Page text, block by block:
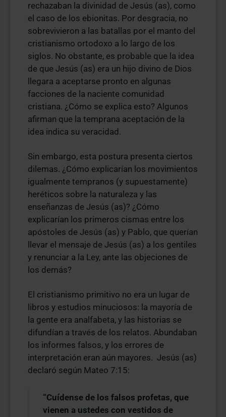
rechazaban la divinidad de Jesús (as), como
el caso de los ebionitas. Por desgracia, no
sobrevivieron a las batallas por el manto del
cristianismo ortodoxo a lo largo de los
siglos. No obstante, es probable que la idea
de que Jesús (as) era un hijo divino de Dios
llegara a aceptarse pronto en algunas
facciones de la naciente comunidad
cristiana. ¿Cómo se explica esto? Algunos
afirman que la temprana aceptación de la
idea indica su veracidad.
Sin embargo, esta postura presenta ciertos
dilemas. ¿Cómo explicarían los movimientos
igualmente tempranos (y supuestamente)
heréticos sobre la naturaleza y las
enseñanzas de Jesús (as)? ¿Cómo
explicarían los primeros cismas entre los
apóstoles de Jesús (as) y Pablo, que querían
llevar el mensaje de Jesús (as) a los gentiles
y renunciar a la Ley, ante las objeciones de
los demás?
El cristianismo primitivo no era un lugar de
libros y estudios minuciosos: la mayoría de
la gente era analfabeta, y las historias se
difundían a través de los relatos. Abundaban
los informes falsos, y los errores de
interpretación eran aún mayores. Jesús (as)
declaró según Mateo 7:15:
“Cuídense de los falsos profetas, que
vienen a ustedes con vestidos de